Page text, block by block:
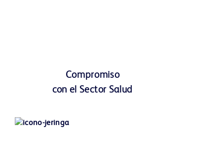
Compromiso
con el Sector Salud